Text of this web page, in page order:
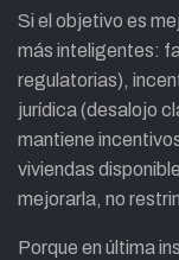
Si el objetivo es
más inteligentes:
regulatorias),
jurídica (desalojo
mantiene
viviendas
mejorarla, no
Porque en última